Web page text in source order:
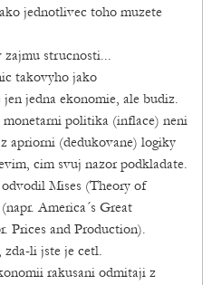
jednotlivec toho muzete
zajmu strucnosti...
takovyho jako
jedna ekonomie, ale budiz.
politika (inflace) neni
apriorni (dedukovane) logiky
cim svuj nazor podkladate.
Mises (Theory of
America´s Great
Prices and Production).
zda-li jste je cetl.
rakusani odmitaji z